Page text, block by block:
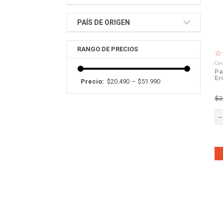
9.
vino
10
Cerveza Super
PAÍS DE ORIGEN
Alemania
$20.490 – $51.990
☆
$
－